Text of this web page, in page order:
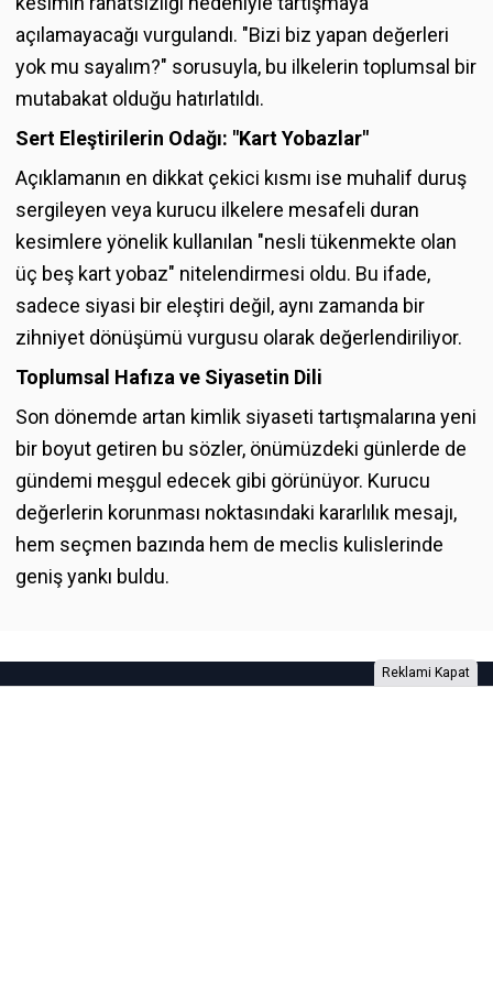
açılamayacağı vurgulandı. "Bizi biz yapan değerleri
yok mu sayalım?" sorusuyla, bu ilkelerin toplumsal bir
mutabakat olduğu hatırlatıldı.
Sert Eleştirilerin Odağı: "Kart Yobazlar"
Açıklamanın en dikkat çekici kısmı ise muhalif duruş
sergileyen veya kurucu ilkelere mesafeli duran
kesimlere yönelik kullanılan "nesli tükenmekte olan
üç beş kart yobaz" nitelendirmesi oldu. Bu ifade,
sadece siyasi bir eleştiri değil, aynı zamanda bir
zihniyet dönüşümü vurgusu olarak değerlendiriliyor.
Toplumsal Hafıza ve Siyasetin Dili
Son dönemde artan kimlik siyaseti tartışmalarına yeni
bir boyut getiren bu sözler, önümüzdeki günlerde de
gündemi meşgul edecek gibi görünüyor. Kurucu
değerlerin korunması noktasındaki kararlılık mesajı,
hem seçmen bazında hem de meclis kulislerinde
geniş yankı buldu.
Reklami Kapat